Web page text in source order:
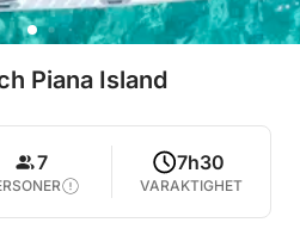
Piana Island
7 7h30
VARAKTIGHET